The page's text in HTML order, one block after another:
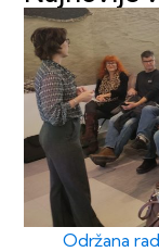
Održana